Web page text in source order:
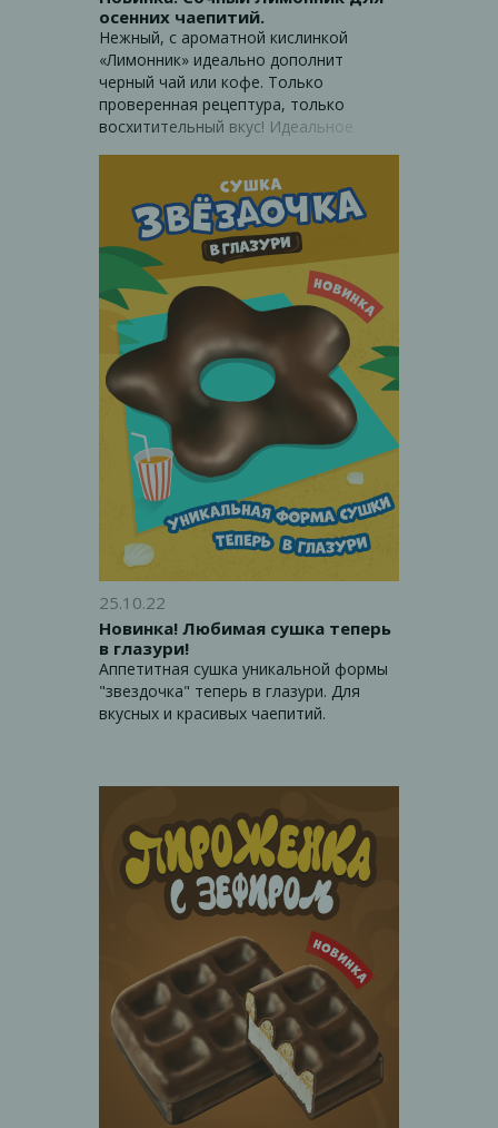
осенних чаепитий.
Нежный, с ароматной кислинкой
«Лимонник» идеально дополнит
черный чай или кофе. Только
проверенная рецептура, только
восхитительный вкус! Идеальное
25.10.22
Новинка! Любимая сушка теперь
в глазури!
Аппетитная сушка уникальной формы
"звездочка" теперь в глазури. Для
вкусных и красивых чаепитий.